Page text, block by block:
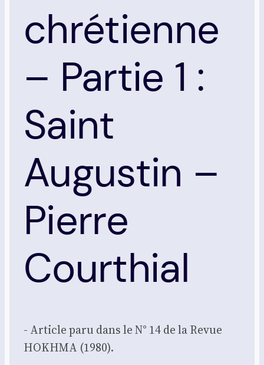
chrétienne
– Partie 1 :
Saint
Augustin –
Pierre
Courthial
- Article paru dans le N° 14 de la Revue
HOKHMA (1980).